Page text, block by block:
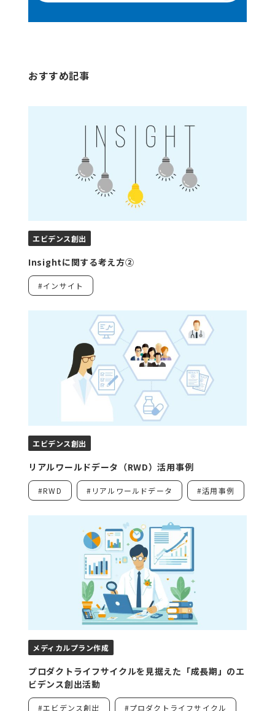
対効果分析と薬価戦略への活かし方 システマティック・レビューの仕
おすすめ記事
エビデンス創出
Insightに関する考え方②
#インサイト
エビデンス創出
リアルワールドデータ（RWD）活用事例
#RWD #リアルワールドデータ #活用事例
メディカルプラン作成
プロダクトライフサイクルを見据えた「成長期」のエ
ビデンス創出活動
#エビデンス創出 #プロダクトライフサイクル